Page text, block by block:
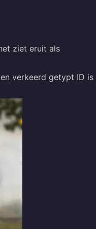
ziet eruit als
verkeerd getypt ID is